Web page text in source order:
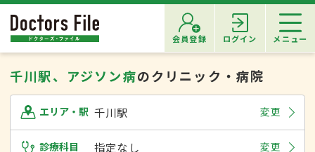
会員登録 ログイン メニュー
千川駅、アジソン病のクリニック・病院
エリア・駅 千川駅 変更
診療科目 指定なし 変更